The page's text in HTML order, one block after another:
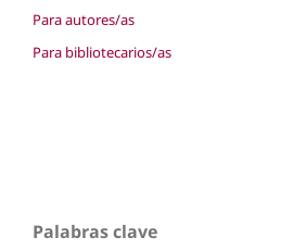
Para autores/as
Para bibliotecarios/as
Palabras clave